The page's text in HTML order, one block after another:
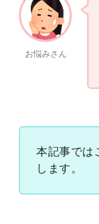
お悩みさん
本記事では
します。